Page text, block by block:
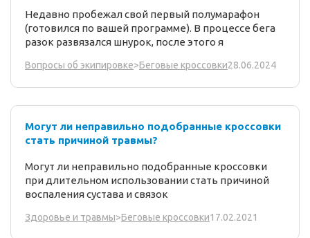
Недавно пробежал свой первый полумарафон
(готовился по вашей программе). В процессе бега
разок развязался шнурок, после этого я
Вопросы об экипировке>Беговые кроссовки28.06.2024
Могут ли неправильно подобранные кроссовки
стать причиной травмы?
Могут ли неправильно подобранные кроссовки
при длительном использовании стать причиной
воспаления сустава и связок
Здоровье и травмы>Беговые кроссовки17.02.2021